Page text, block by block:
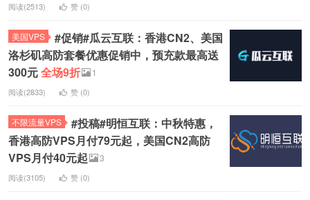
阅读(2513) 赞 (0)
美国VPS
#促销#瓜云互联：香港CN2、美国
洛杉矶高防套餐优惠促销中，预充款最高送
300元全场9折 1
阅读(2833) 赞 (0)
不限流量VPS
#投稿#明恒互联：中秋特惠，
香港高防VPS月付79元起，美国CN2高防
VPS月付40元起
3
阅读(3105) 赞 (0)